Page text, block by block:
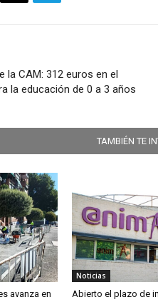
la CAM: 312 euros en el
la educación de 0 a 3 años
TAMBIÉN TE
avanza en
Noticias
Abierto el plazo de